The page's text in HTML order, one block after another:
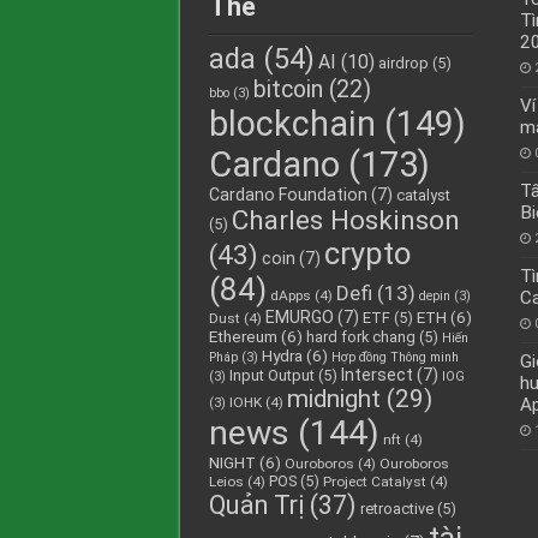
Thẻ
ada (54) AI (10) airdrop (5)
bbo(3) bitcoin (22)
blockchain (149)
Cardano (173)
Cardano Foundation (7) catalyst
(5) Charles Hoskinson
(43) coin (7) crypto
(84) dApps (4) Defi (13) depin (3)
Dust (4) EMURGO (7) ETF(5) ETH (6)
Ethereum (6) hard fork chang (5) Hiến
Pháp(3) Hydra (6) Hợp đồng Thông minh
(3) Input Output(5) Intersect (7) IOG
(3) IOHK(4) midnight (29)
news (144) nft (4)
NIGHT (6) Ouroboros (4) Ouroboros
Leios (4) POS(5) Project Catalyst (4)
Quản Trị (37) retroactive(5)